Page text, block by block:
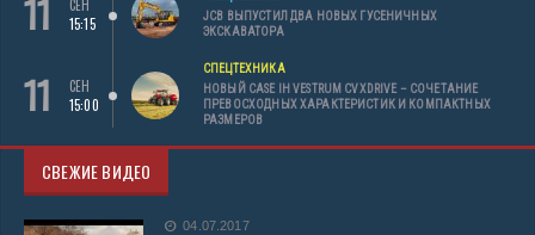
11
СЕН
15:15
JCB ВЫПУСТИЛ ДВА НОВЫХ ГУСЕНИЧНЫХ
ЭКСКАВАТОРА
11
СЕН
15:00
СПЕЦТЕХНИКА
НОВЫЙ CASE IH VESTRUM CVXDRIVE – СОЧЕТАНИЕ
ПРЕВОСХОДНЫХ ХАРАКТЕРИСТИК И КОМПАКТНЫХ
РАЗМЕРОВ
СВЕЖИЕ ВИДЕО
04.07.2017